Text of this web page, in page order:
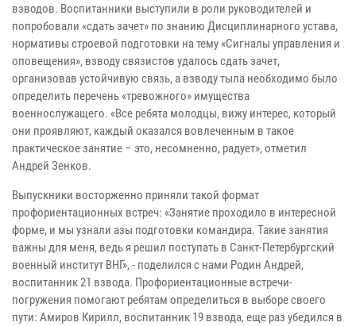
взводов. Воспитанники выступили в роли руководителей и
попробовали «сдать зачет» по знанию Дисциплинарного устава,
нормативы строевой подготовки на тему «Сигналы управления и
оповещения», взводу связистов удалось сдать зачет,
организовав устойчивую связь, а взводу тыла необходимо было
определить перечень «тревожного» имущества
военнослужащего. «Все ребята молодцы, вижу интерес, который
они проявляют, каждый оказался вовлеченным в такое
практическое занятие – это, несомненно, радует», отметил
Андрей Зенков.
Выпускники восторженно приняли такой формат
профориентационных встреч: «Занятие проходило в интересной
форме, и мы узнали азы подготовки командира. Такие занятия
важны для меня, ведь я решил поступать в Санкт-Петербургский
военный институт ВНГ», - поделился с нами Родин Андрей,
воспитанник 21 взвода. Профориентационные встречи-
погружения помогают ребятам определиться в выборе своего
пути: Амиров Кирилл, воспитанник 19 взвода, еще раз убедился в